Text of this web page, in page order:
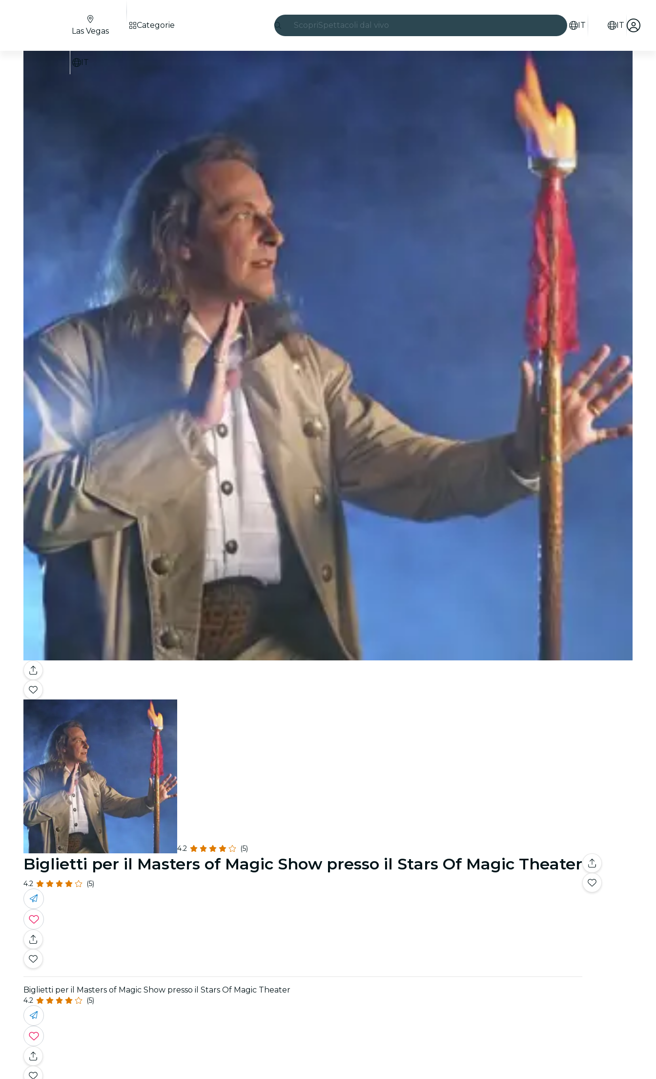
ScopriSpettacoli dal vivo IT IT
Las Vegas
IT
Categorie
4.2 (5)
Biglietti per il Masters of Magic Show presso il Stars Of Magic Theater
4.2 (5)
Biglietti per il Masters of Magic Show presso il Stars Of Magic Theater
4.2 (5)